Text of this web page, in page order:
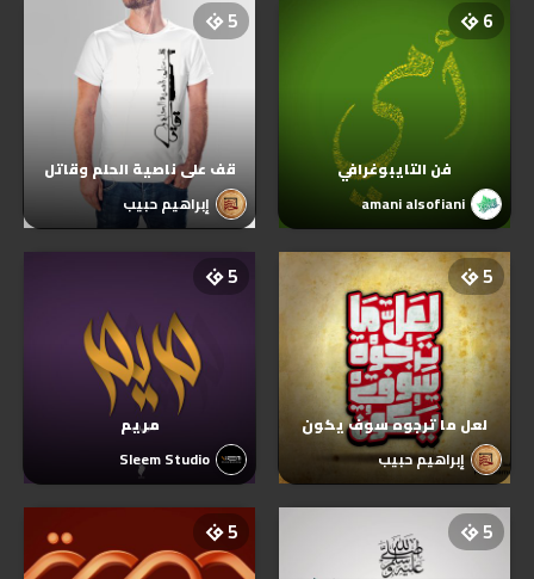
6
فن التايبوغرافي
amani alsofiani
5
قف على ناصية الحلم وقاتل
إبراهيم حبيب
5
لعل ما ترجوه سوف يكون
إبراهيم حبيب
5
مريم
Sleem Studio
5
5